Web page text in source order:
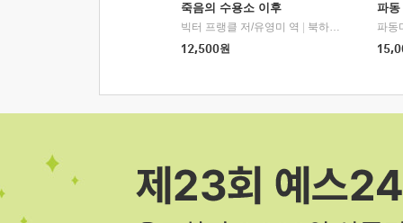
죽음의 수용소 이후
빅터 프랭클 저/유영미 역
북하우스
12,500원
파동
파동